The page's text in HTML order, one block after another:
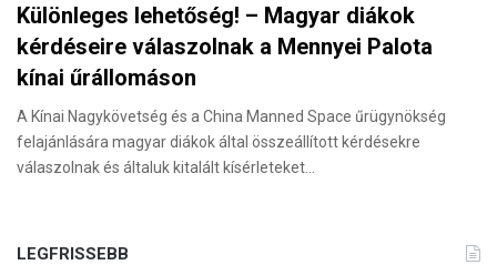
Különleges lehetőség! – Magyar diákok
kérdéseire válaszolnak a Mennyei Palota
kínai űrállomáson
A Kínai Nagykövetség és a China Manned Space űrügynökség
felajánlására magyar diákok által összeállított kérdésekre
válaszolnak és általuk kitalált kísérleteket…
LEGFRISSEBB